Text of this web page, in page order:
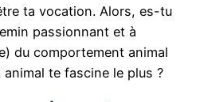
ta vocation. Alors, es-tu
passionnant et à
du comportement animal
te fascine le plus ?